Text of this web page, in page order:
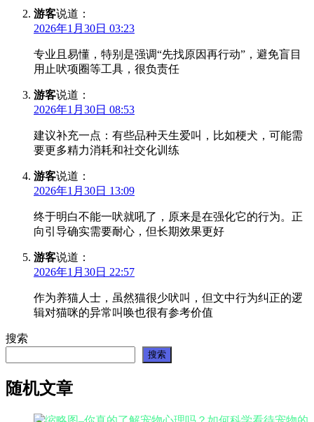
游客说道：
2026年1月30日 03:23
专业且易懂，特别是强调“先找原因再行动”，避免盲目
用止吠项圈等工具，很负责任
游客说道：
2026年1月30日 08:53
建议补充一点：有些品种天生爱叫，比如梗犬，可能需
要更多精力消耗和社交化训练
游客说道：
2026年1月30日 13:09
终于明白不能一吠就吼了，原来是在强化它的行为。正
向引导确实需要耐心，但长期效果更好
游客说道：
2026年1月30日 22:57
作为养猫人士，虽然猫很少吠叫，但文中行为纠正的逻
辑对猫咪的异常叫唤也很有参考价值
搜索
搜索
随机文章